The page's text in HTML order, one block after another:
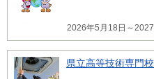
2026年5月18日～
県立高等技術専門